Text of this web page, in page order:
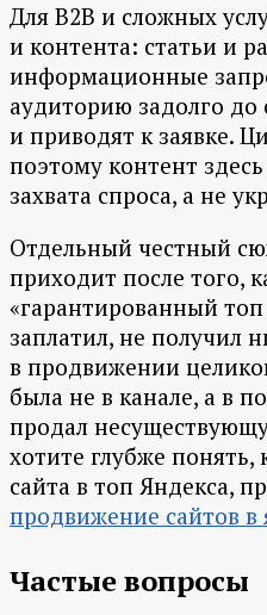
Для B2B и сложных
и контента: статьи и
информационные
аудиторию задолго до
и приводят к заявке.
поэтому контент
захвата спроса, а не
Отдельный честный
приходит после того,
«гарантированный
заплатил, не получил
в продвижении
была не в канале, а в
продал
хотите глубже понять,
сайта в топ Яндекса,
продвижение сайтов в
Частые вопросы